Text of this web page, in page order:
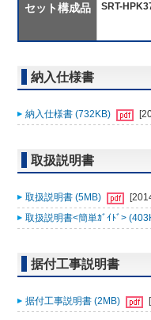
セット構成品
SRT-
納入仕様書
納入仕様書 (732KB)
取扱説明書
取扱説明書 (5MB)
取扱説明書<簡単ｶﾞｲﾄﾞ>
据付工事説明書
据付工事説明書 (2MB)